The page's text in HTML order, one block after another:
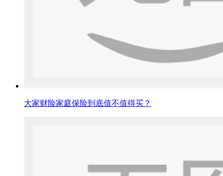
大家财险家庭保险到底值不值得买？